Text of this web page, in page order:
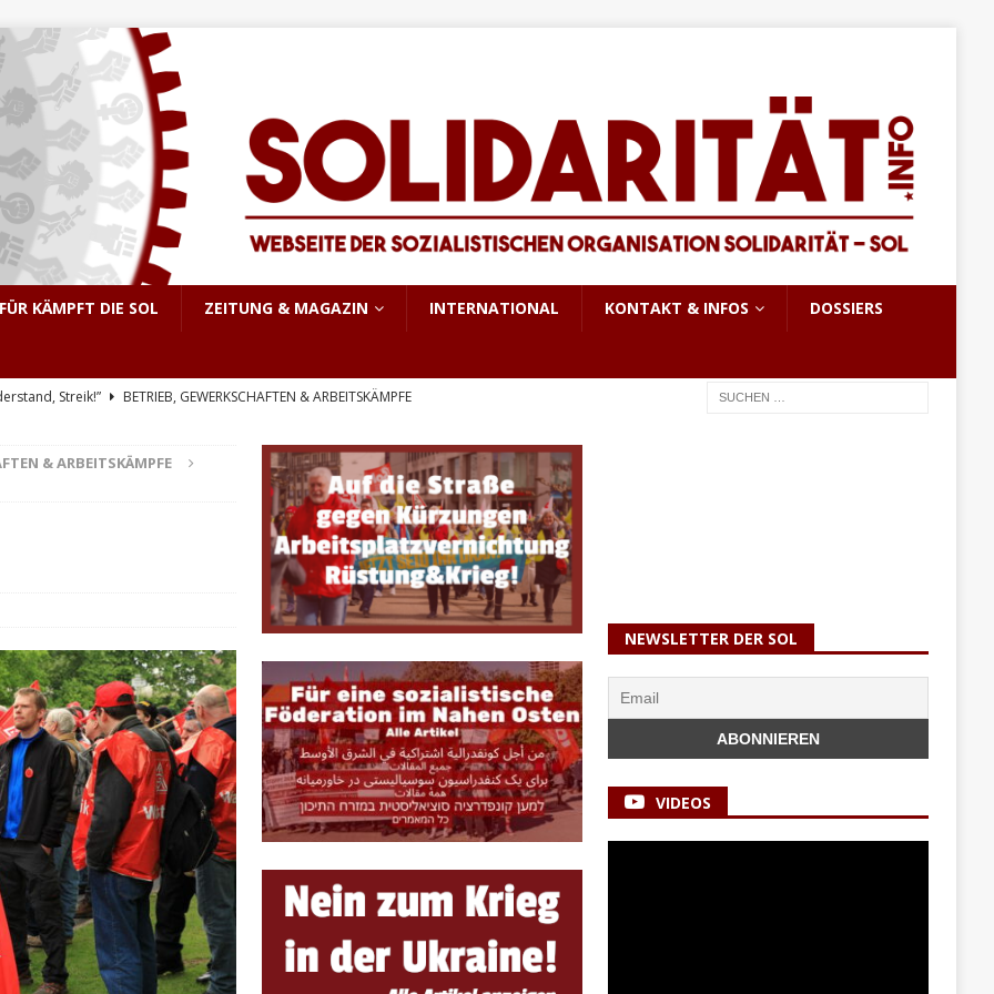
KÄMPFT DIE SOL ZEITUNG & MAGAZIN INTERNATIONAL KONTAKT & INFOS DOSSIERS
Streik!”
BETRIEB, GEWERKSCHAFTEN & ARBEITSKÄMPFE
Aufstand im pakistanisch verwalteten Kaschmir
INTERNATIONALES
THEORIE & GESCHICHTE
ein lebendiges Forum für marxistische Diskussionen und Debatten
& ARBEITSKÄMPFE
NEWSLETTER DER SOL
VIDEOS